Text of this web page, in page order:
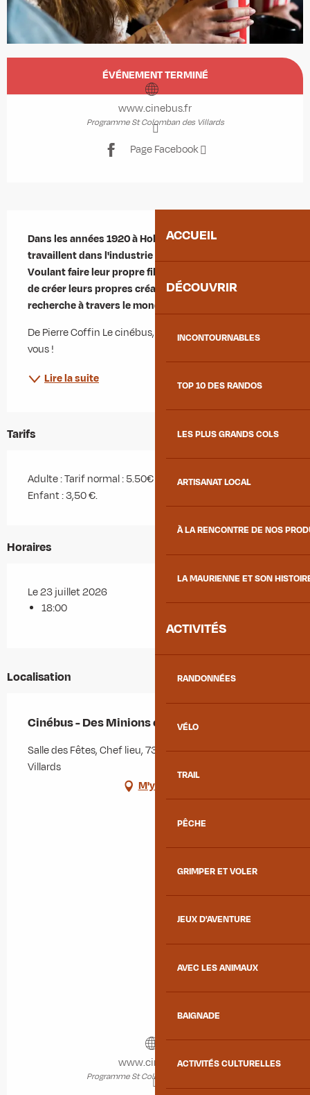
ACCUEIL
DÉCOUVRIR
INCONTOURNABLES
TOP 10 DES RANDOS
LES PLUS GRANDS COLS
ARTISANAT LOCAL
À LA RENCONTRE DE NOS
LA MAURIENNE ET SON
ACTIVITÉS
RANDONNÉES
VÉLO
TRAIL
PÊCHE
GRIMPER ET VOLER
JEUX D'AVENTURE
AVEC LES ANIMAUX
BAIGNADE
ACTIVITÉS CULTURELLES
Ouverture et coordonnées
ÉVÉNEMENT TERMINÉ
www.cinebus.fr
Programme St Colomban des Villards
Page Facebook
Dans les années 1920 à Hollywood, les Minions
travaillent dans l'industrie cinématographique.
Voulant faire leur propre film de monstre, ils décident
de créer leurs propres créatures et de partir à leur
recherche à travers le monde.
De Pierre Coffin Le cinébus, c'est le cinéma qui vient à
vous !
Lire la suite
Tarifs
Adulte : Tarif normal : 5.50€ - Tarif réduit : 4.50€
Enfant : 3,50 €.
Horaires
Le 23 juillet 2026
18:00
Localisation
Cinébus - Des Minions et des Monstres
Salle des Fêtes, Chef lieu, 73130 Saint-Colomban-des-
Villards
M'y rendre
www.cinebus.fr
Programme St Colomban des Villards